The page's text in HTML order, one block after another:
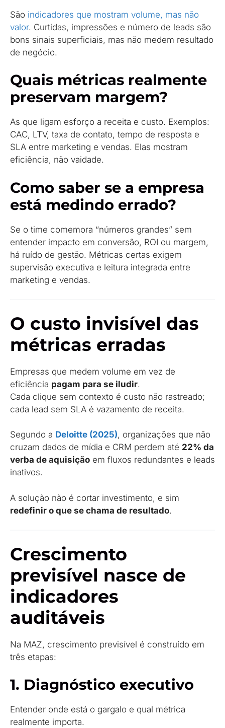
São indicadores que mostram volume, mas não
valor. Curtidas, impressões e número de leads são
bons sinais superficiais, mas não medem resultado
de negócio.
Quais métricas realmente
preservam margem?
As que ligam esforço a receita e custo. Exemplos:
CAC, LTV, taxa de contato, tempo de resposta e
SLA entre marketing e vendas. Elas mostram
eficiência, não vaidade.
Como saber se a empresa
está medindo errado?
Se o time comemora “números grandes” sem
entender impacto em conversão, ROI ou margem,
há ruído de gestão. Métricas certas exigem
supervisão executiva e leitura integrada entre
marketing e vendas.
O custo invisível das
métricas erradas
Empresas que medem volume em vez de
eficiência pagam para se iludir.
Cada clique sem contexto é custo não rastreado;
cada lead sem SLA é vazamento de receita.
Segundo a Deloitte (2025), organizações que não
cruzam dados de mídia e CRM perdem até 22% da
verba de aquisição em fluxos redundantes e leads
inativos.
A solução não é cortar investimento, e sim
redefinir o que se chama de resultado.
Crescimento
previsível nasce de
indicadores
auditáveis
Na MAZ, crescimento previsível é construído em
três etapas:
1. Diagnóstico executivo
Entender onde está o gargalo e qual métrica
realmente importa.